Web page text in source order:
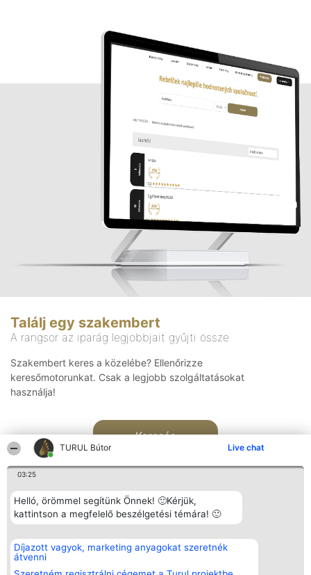
TURUL Bútor Live chat
03:25
Helló, örömmel segítünk Önnek! 🙂Kérjük,
kattintson a megfelelő beszélgetési témára! 🙂
Díjazott vagyok, marketing anyagokat szeretnék
átvenni
Találj egy szakembert
A rangsor az iparág legjobbjait gyűjti össze
Szakembert keres a közelébe? Ellenőrizze
keresőmotorunkat. Csak a legjobb szolgáltatásokat
használja!
Keresés
Rangsorszervező
SC Beautiful Company S.R.L.
Bulevardul Aleea Timișul De
Sus Nr. 2, Bl. A30, Sc. A, Et.
Népszavazás
Nyertesek
Elérhetőség
Elérhetőség